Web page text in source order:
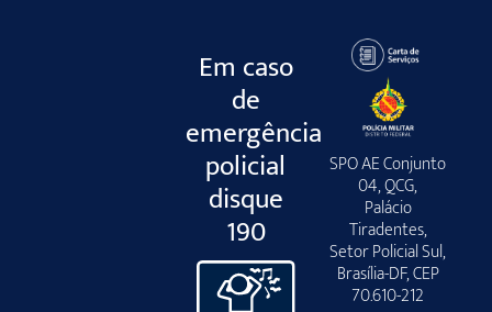
Em caso
de
emergência
policial
disque
190
SPO AE Conjunto
04, QCG,
Palácio
Tiradentes,
Setor Policial Sul,
Brasília-DF, CEP
70.610-212